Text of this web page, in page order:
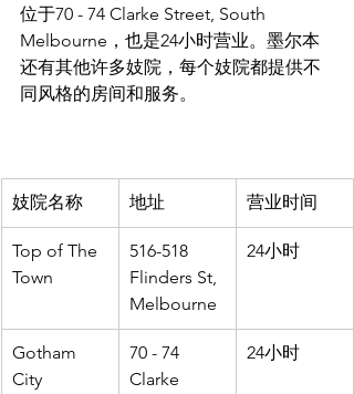
位于70 - 74 Clarke Street, South
Melbourne，也是24小时营业。墨尔本
还有其他许多妓院，每个妓院都提供不
同风格的房间和服务。
妓院名称 地址 营业时间
Top of The
Town
516-518
Flinders St,
Melbourne
24小时
Gotham
City
70 - 74
Clarke
24小时